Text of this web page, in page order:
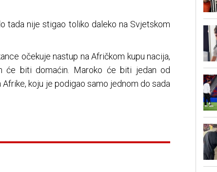
tada nije stigao toliko daleko na Svjetskom
očekuje nastup na Afričkom kupu nacija,
će biti domaćin. Maroko će biti jedan od
koju je podigao samo jednom do sada